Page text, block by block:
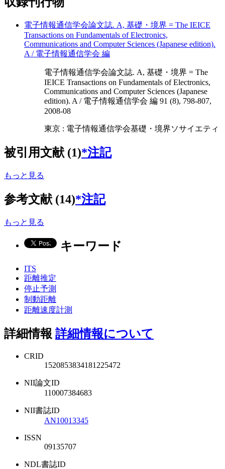
電子情報通信学会論文誌. A, 基礎・境界 = The IEICE
Transactions on Fundamentals of Electronics,
Communications and Computer Sciences (Japanese edition).
A / 電子情報通信学会 編
電子情報通信学会論文誌. A, 基礎・境界 = The
IEICE Transactions on Fundamentals of Electronics,
Communications and Computer Sciences (Japanese
edition). A / 電子情報通信学会 編 91 (8), 798-807,
2008-08
東京 : 電子情報通信学会基礎・境界ソサイエティ
被引用文献 (1)*注記
もっと見る
参考文献 (14)*注記
もっと見る
キーワード
ITS
距離推定
停止予測
制動距離
距離速度計測
詳細情報 詳細情報について
CRID
1520853834181225472
NII論文ID
110007384683
NII書誌ID
AN10013345
ISSN
09135707
NDL書誌ID